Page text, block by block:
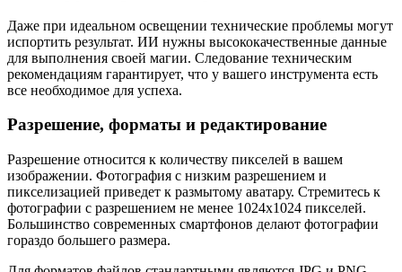
Даже при идеальном освещении технические проблемы могут
испортить результат. ИИ нужны высококачественные данные
для выполнения своей магии. Следование техническим
рекомендациям гарантирует, что у вашего инструмента есть
все необходимое для успеха.
Разрешение, форматы и редактирование
Разрешение относится к количеству пикселей в вашем
изображении. Фотография с низким разрешением и
пикселизацией приведет к размытому аватару. Стремитесь к
фотографии с разрешением не менее 1024x1024 пикселей.
Большинство современных смартфонов делают фотографии
гораздо большего размера.